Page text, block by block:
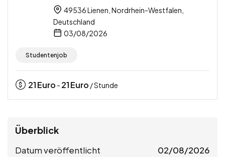
49536 Lienen, Nordrhein-Westfalen,
Deutschland
03/08/2026
Studentenjob
21Euro - 21Euro / Stunde
Überblick
Datum veröffentlicht 02/08/2026